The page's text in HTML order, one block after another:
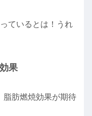
ているとは！うれ
果
、脂肪燃焼効果が期待